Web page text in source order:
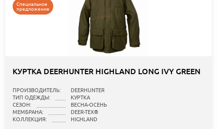
Специальное
предложение
КУРТКА DEERHUNTER HIGHLAND LONG IVY GREEN
ПРОИЗВОДИТЕЛЬ:
DEERHUNTER
ТИП ОДЕЖДЫ:
КУРТКА
СЕЗОН:
ВЕСНА-ОСЕНЬ
МЕМБРАНА:
DEER-TEX®
КОЛЛЕКЦИЯ:
HIGHLAND